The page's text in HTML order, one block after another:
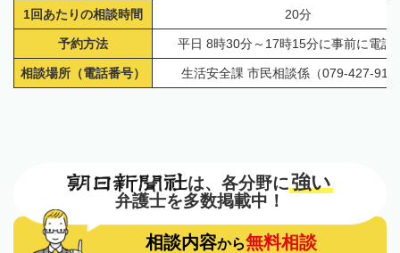
1回あたりの相談時間 20分
予約方法 平日 8時30分～17時15分に事前に電話
相談場所（電話番号） 生活安全課 市民相談係（079-427-
は、各分野に強い
弁護士を多数掲載中！
相談内容から無料相談